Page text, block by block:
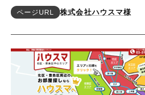
ページURL 株式会社ハウスマ様